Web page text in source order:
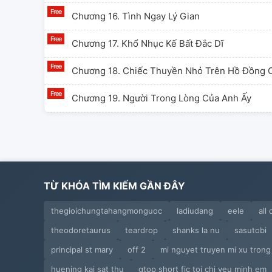
Chương 16. Tình Ngay Lý Gian
Chương 17. Khổ Nhục Kế Bất Đắc Dĩ
Chương 18. Chiếc Thuyền Nhỏ Trên Hồ Đồng
Chương 19. Người Trong Lòng Của Anh Ấy
Chương 22. Cơn Mưa Bất Chợt
Chương 23. Kẻ Đang Yêu Như Người Đi Trên
Chương 24. Luôn Ở Phía Đông Chờ Đợi Em
TỪ KHÓA TÌM KIẾM GẦN ĐÂY
thegioichungtahangmonguoc ladiudang eele all
theodoretaurus
teardrop shanks la nu sasutobi
principal st mary
off 2 mi nguyet truyen mi xu trong
huening kai sat thu
gtop short fic toi chi yeu minh em